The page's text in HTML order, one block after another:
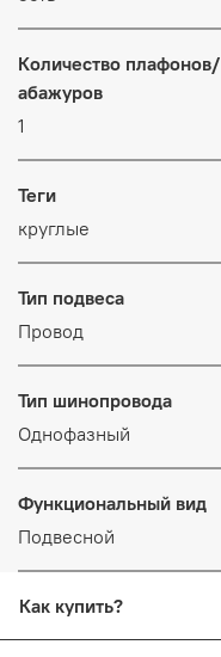
Количество плафонов/
абажуров
1
Теги
круглые
Тип подвеса
Провод
Тип шинопровода
Однофазный
Функциональный вид
Подвесной
Как купить?